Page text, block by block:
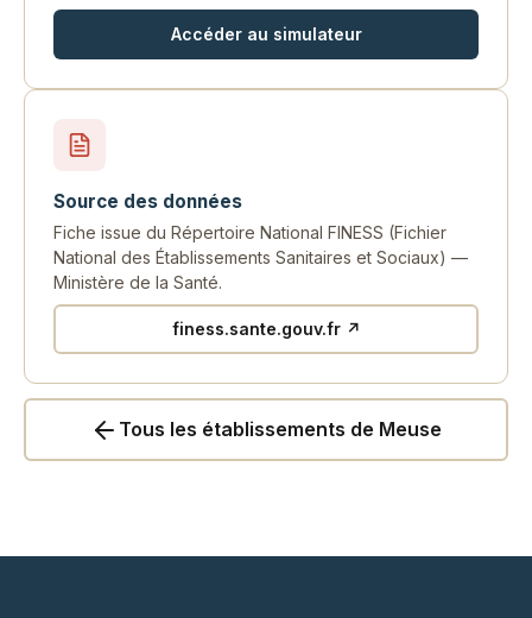
Accéder au simulateur
Source des données
Fiche issue du Répertoire National FINESS (Fichier
National des Établissements Sanitaires et Sociaux) —
Ministère de la Santé.
finess.sante.gouv.fr ↗
Tous les établissements de Meuse